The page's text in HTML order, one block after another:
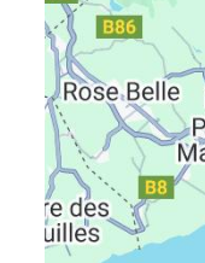
detský bazén • mini
bufet •
Oficiálne
****+